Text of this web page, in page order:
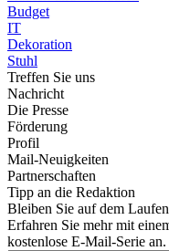
Budget
IT
Dekoration
Stuhl
Treffen Sie uns
Nachricht
Die Presse
Förderung
Profil
Mail-Neuigkeiten
Partnerschaften
Tipp an die Redaktion
Bleiben Sie auf dem
Erfahren Sie mehr mit
kostenlose E-Mail-Serie an.